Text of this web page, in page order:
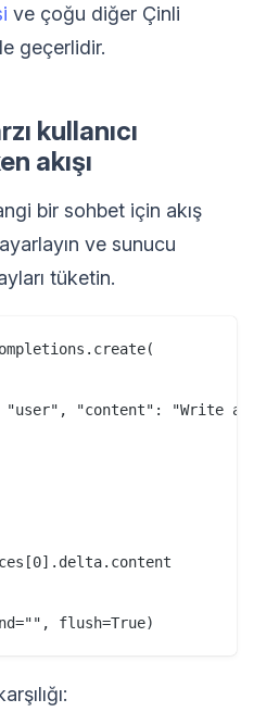
ve çoğu diğer Çinli
geçerlidir.
kullanıcı
akışı
bir sohbet için akış
ayarlayın ve sunucu
tüketin.
"content": "Write a